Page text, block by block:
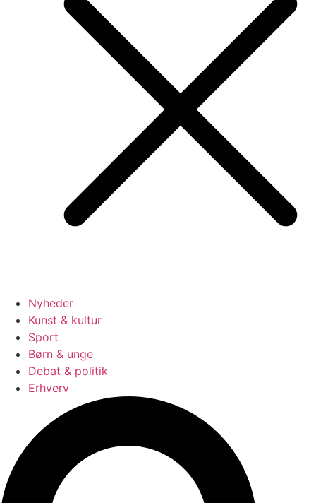
Nyheder
Kunst & kultur
Sport
Børn & unge
Debat & politik
Erhverv